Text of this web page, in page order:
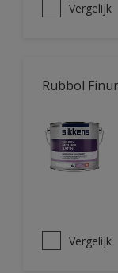
Vergelijk
Rubbol
Vergelijk